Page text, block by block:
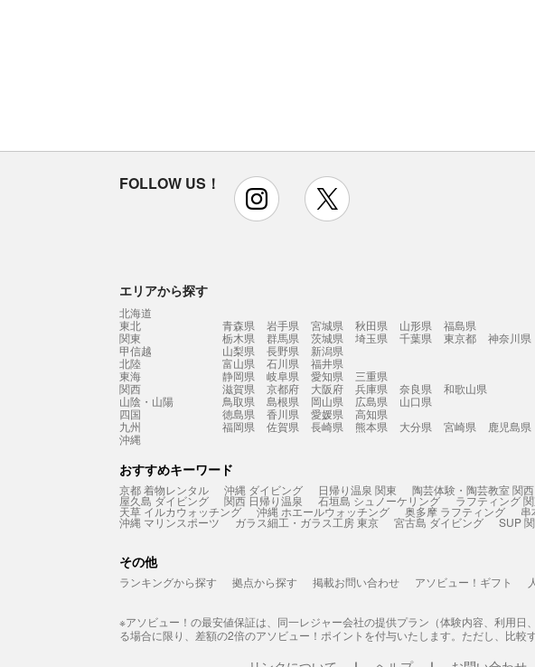
FOLLOW US！ instagram
エリアから探す
北海道
東北
青森県 岩手県 宮城県 秋田県 山形県
福島県
関東
栃木県 群馬県 茨城県 埼玉県 千葉県 東京都
神奈川県
甲信越
山梨県 長野県
新潟県
北陸
富山県 石川県
福井県
東海
静岡県 岐阜県 愛知県
三重県
関西
滋賀県 京都府 大阪府 兵庫県 奈良県
和歌山県
山陰・山陽
鳥取県 島根県 岡山県 広島県
山口県
四国
徳島県 香川県 愛媛県
高知県
九州
福岡県 佐賀県 長崎県 熊本県 大分県 宮崎県
鹿児島県
沖縄
おすすめキーワード
京都 着物レンタル 沖縄 ダイビング 日帰り温泉 関東 陶芸体験・陶芸教室 関西
屋久島 ダイビング 関西 日帰り温泉 石垣島 シュノーケリング ラフティング
天草 イルカウォッチング 沖縄 ホエールウォッチング 奥多摩 ラフティング 串
沖縄 マリンスポーツ ガラス細工・ガラス工房 東京 宮古島 ダイビング SUP
その他
ランキングから探す 拠点から探す 掲載お問い合わせ アソビュー！ギフト
※アソビュー！の最安値保証は、同一レジャー会社の提供プラン（体験内容、利用
る場合に限り、差額の2倍のアソビュー！ポイントを付与いたします。ただし、比較